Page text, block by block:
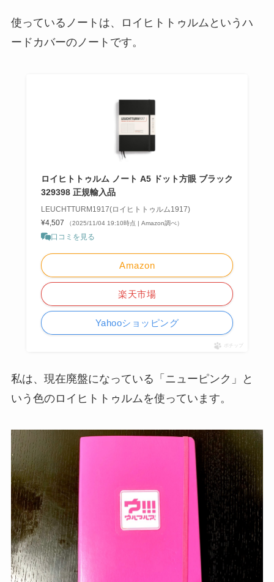
使っているノートは、ロイヒトトゥルムというハ
ードカバーのノートです。
ロイヒトトゥルム ノート A5 ドット方眼 ブラック
329398 正規輸入品
LEUCHTTURM1917(ロイヒトトゥルム1917)
¥4,507
（2025/11/04 19:10時点 | Amazon調べ）
口コミを見る
Amazon
楽天市場
Yahooショッピング
ポチップ
私は、現在廃盤になっている「ニューピンク」と
いう色のロイヒトトゥルムを使っています。